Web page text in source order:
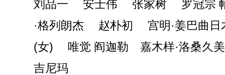
刘品一 安士伟 张家树 罗冠宗
·格列朗杰 赵朴初 宫明·姜巴曲日
(女) 唯觉 阎迦勒 嘉木样·洛桑久美
吉尼玛